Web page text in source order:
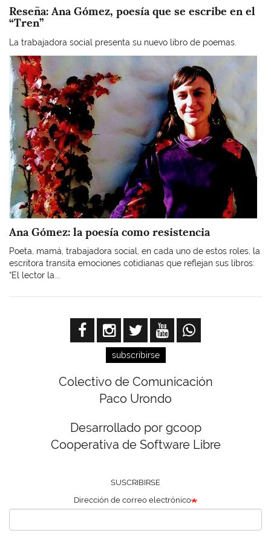
Reseña: Ana Gómez, poesía que se escribe en el
“Tren”
La trabajadora social presenta su nuevo libro de poemas.
Imagen
Ana Gómez: la poesía como resistencia
Poeta, mamá, trabajadora social, en cada uno de estos roles, la
escritora transita emociones cotidianas que reflejan sus libros:
“El lector la...
subscribirse
Colectivo de Comunicación
Paco Urondo
Desarrollado por gcoop
Cooperativa de Software Libre
SUSCRIBIRSE
Dirección de correo electrónico